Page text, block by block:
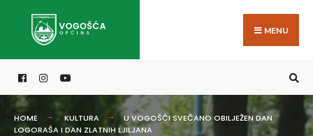
MENU
HOME KULTURA
U VOGOŠĆI SVEČANO OBILJEŽEN DAN
LOGORAŠA I DAN ZLATNIH LJILJANA
for: